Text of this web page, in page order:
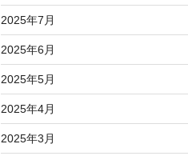
2025年7月
2025年6月
2025年5月
2025年4月
2025年3月